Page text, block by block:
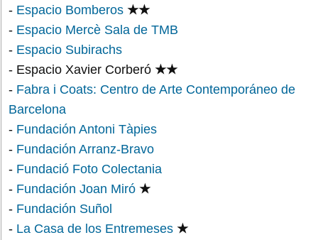
- Espacio Bomberos ★★
- Espacio Mercè Sala de TMB
- Espacio Subirachs
- Espacio Xavier Corberó ★★
- Fabra i Coats: Centro de Arte Contemporáneo de
Barcelona
- Fundación Antoni Tàpies
- Fundación Arranz-Bravo
- Fundació Foto Colectania
- Fundación Joan Miró ★
- Fundación Suñol
- La Casa de los Entremeses ★